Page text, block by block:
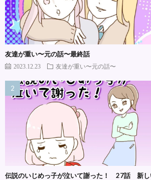
友達が重い〜元の話〜最終話
2023.12.23 友達が重い〜元の話〜
伝説のいじめっ子が泣いて謝った！ 27話 新し